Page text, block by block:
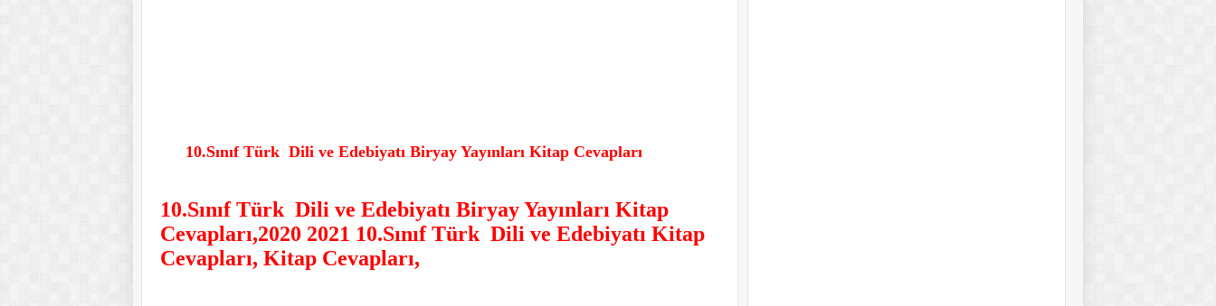
10.Sınıf Türk Dili ve Edebiyatı Biryay Yayınları Kitap Cevapları
10.Sınıf Türk Dili ve Edebiyatı Biryay Yayınları Kitap
Cevapları,2020 2021 10.Sınıf Türk Dili ve Edebiyatı Kitap
Cevapları, Kitap Cevapları,